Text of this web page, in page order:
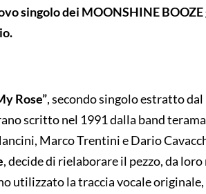
singolo dei MOONSHINE
Rose”, secondo singolo estratto
scritto nel 1991 dalla band
Marco Trentini e Dario
, decide di rielaborare il pezzo, da
utilizzato la traccia vocale